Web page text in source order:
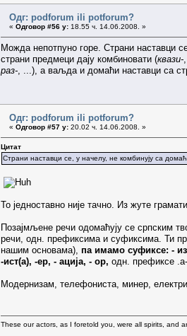
Одг: podforum ili potforum?
« Одговор #56 у: 18.55 ч. 14.06.2008. »
Можда непотпуно горе. Страни наставци
страни предмеци дају комбиновати (квази-
раз- , ...), а ваљда и домаћи наставци са
Одг: podforum ili potforum?
« Одговор #57 у: 20.02 ч. 14.06.2008. »
Цитат
Страни наставци се, у начелу, не комбинују са
То једноставно није тачно. Из жуте
Позајмљене речи одомаћују се српским
речи, одн. префиксима и суфиксима. Ти
нашим основама), па имамо суфиксе: -
-ист(а), -ер, - ација, - ор, одн. префиксе
Модернизам, телефониста, минер,
These our actors, as I foretold you, were all spirits, and